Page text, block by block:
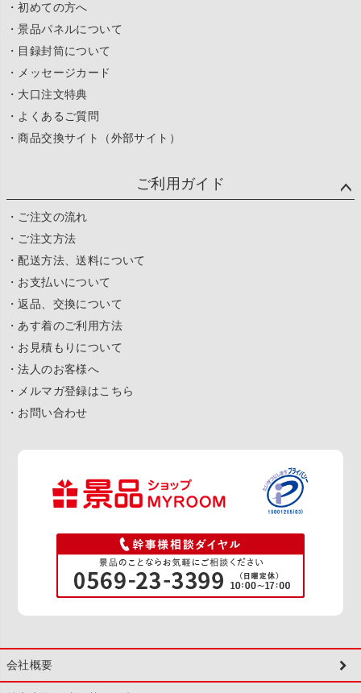
・初めての方へ
・景品パネルについて
・目録封筒について
・メッセージカード
・大口注文特典
・よくあるご質問
・商品交換サイト（外部サイト）
ご利用ガイド
・ご注文の流れ
・ご注文方法
・配送方法、送料について
・お支払いについて
・返品、交換について
・あす着のご利用方法
・お見積もりについて
・法人のお客様へ
・メルマガ登録はこちら
・お問い合わせ
会社概要